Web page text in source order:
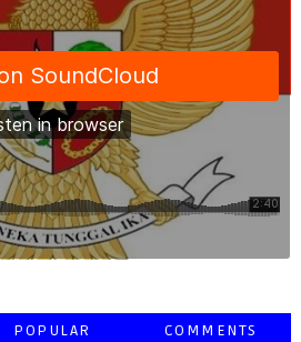
POPULAR COMMENTS